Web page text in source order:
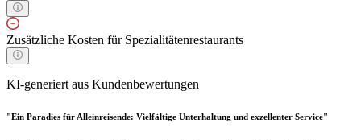
Zusätzliche Kosten für Spezialitätenrestaurants
KI-generiert aus Kundenbewertungen
"Ein Paradies für Alleinreisende: Vielfältige Unterhaltung und exzellenter Service"